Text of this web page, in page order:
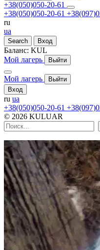
+38(050)050-20-61
+38(050)050-20-61
ru
ua
Search Вход
Баланс: KUL
Мой лагерь
Выйти
Мой лагерь
Выйти
Вход
ru ua
+38(050)050-20-61
© 2026 KULUAR